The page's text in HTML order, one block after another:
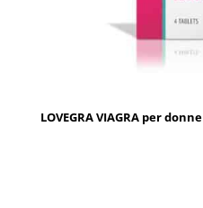
LOVEGRA VIAGRA per donne